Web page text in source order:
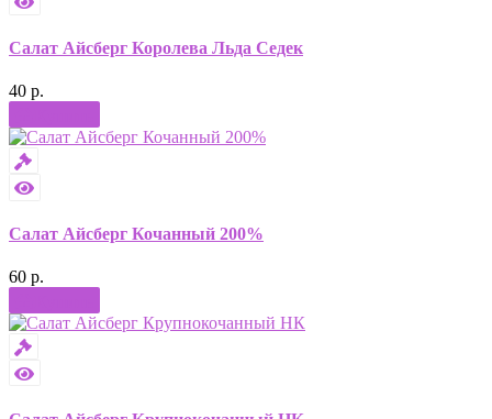
Салат Айсберг Королева Льда Седек
40 р.
Салат Айсберг Кочанный 200%
60 р.